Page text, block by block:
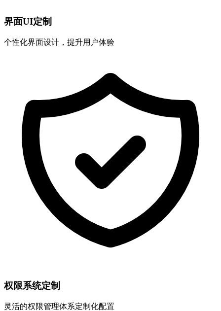
界面UI定制
个性化界面设计，提升用户体验
权限系统定制
灵活的权限管理体系定制化配置